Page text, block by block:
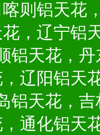
则铝天花
，辽宁铝
铝天花，
辽阳铝天
铝天花，
通化铝天